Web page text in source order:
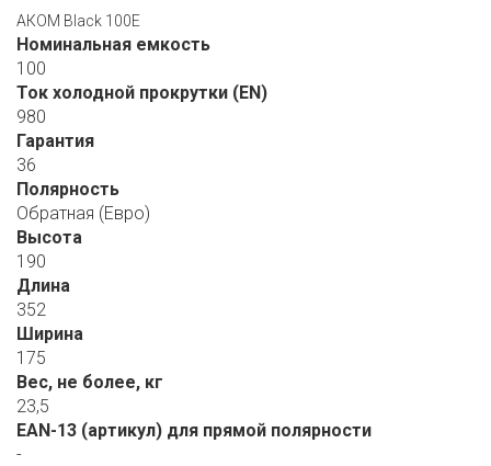
АКОМ Black 100E
Номинальная емкость
100
Ток холодной прокрутки (EN)
980
Гарантия
36
Полярность
Обратная (Евро)
Высота
190
Длина
352
Ширина
175
Вес, не более, кг
23,5
EAN-13 (артикул) для прямой полярности
-